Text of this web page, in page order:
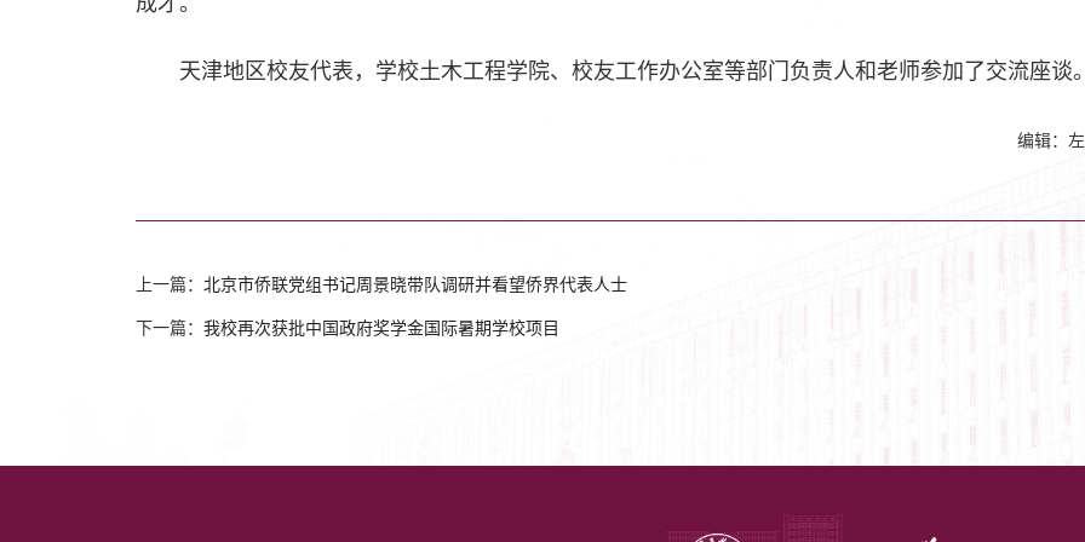
天津地区校友代表，学校土木工程学院、校友工作办公室等部门负责人和老师参加了交流座谈
编辑：
上一篇： 北京市侨联党组书记周景晓带队调研并看望侨界代表人士
下一篇： 我校再次获批中国政府奖学金国际暑期学校项目